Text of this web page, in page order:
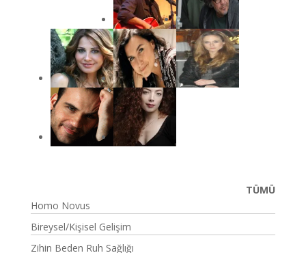
TÜMÜ
Homo Novus
Bireysel/Kişisel Gelişim
Zihin Beden Ruh Sağlığı